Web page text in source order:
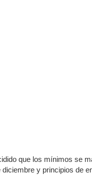
que los mínimos se
diciembre y principios de